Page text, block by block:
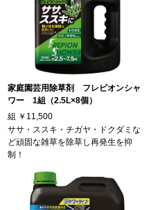
家庭園芸用除草剤 フレピオンシャ
ワー 1組（2.5L×8個）
組 ￥11,500
ササ・ススキ・チガヤ・ドクダミな
ど頑固な雑草を除草し再発生を抑
制！